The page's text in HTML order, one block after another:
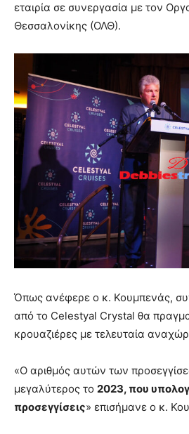
εταιρία σε συνεργασία με τον
Θεσσαλονίκης (ΟΛΘ).
Όπως ανέφερε ο κ. Κουμπενάς,
από το Celestyal Crystal θα
κρουαζιέρες με τελευταία
«Ο αριθμός αυτών των
μεγαλύτερος το 2023, που
προσεγγίσεις» επισήμανε ο κ.